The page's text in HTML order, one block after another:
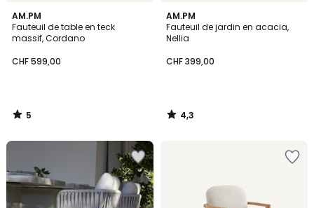
AM.PM
Fauteuil de table en teck
massif, Cordano
CHF 599,00
5
/
5
5
/
AM.PM
Fauteuil de jardin en acacia,
Nellia
CHF 399,00
4,3
/ 5
4,3
/